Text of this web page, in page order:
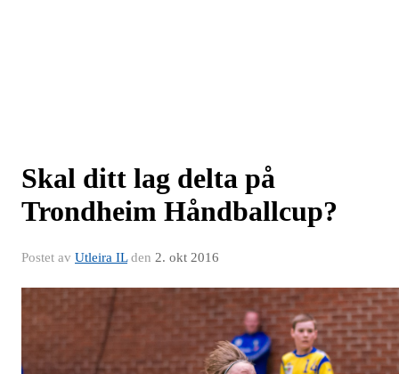
Skal ditt lag delta på
Trondheim Håndballcup?
Postet av Utleira ILden 2. okt 2016